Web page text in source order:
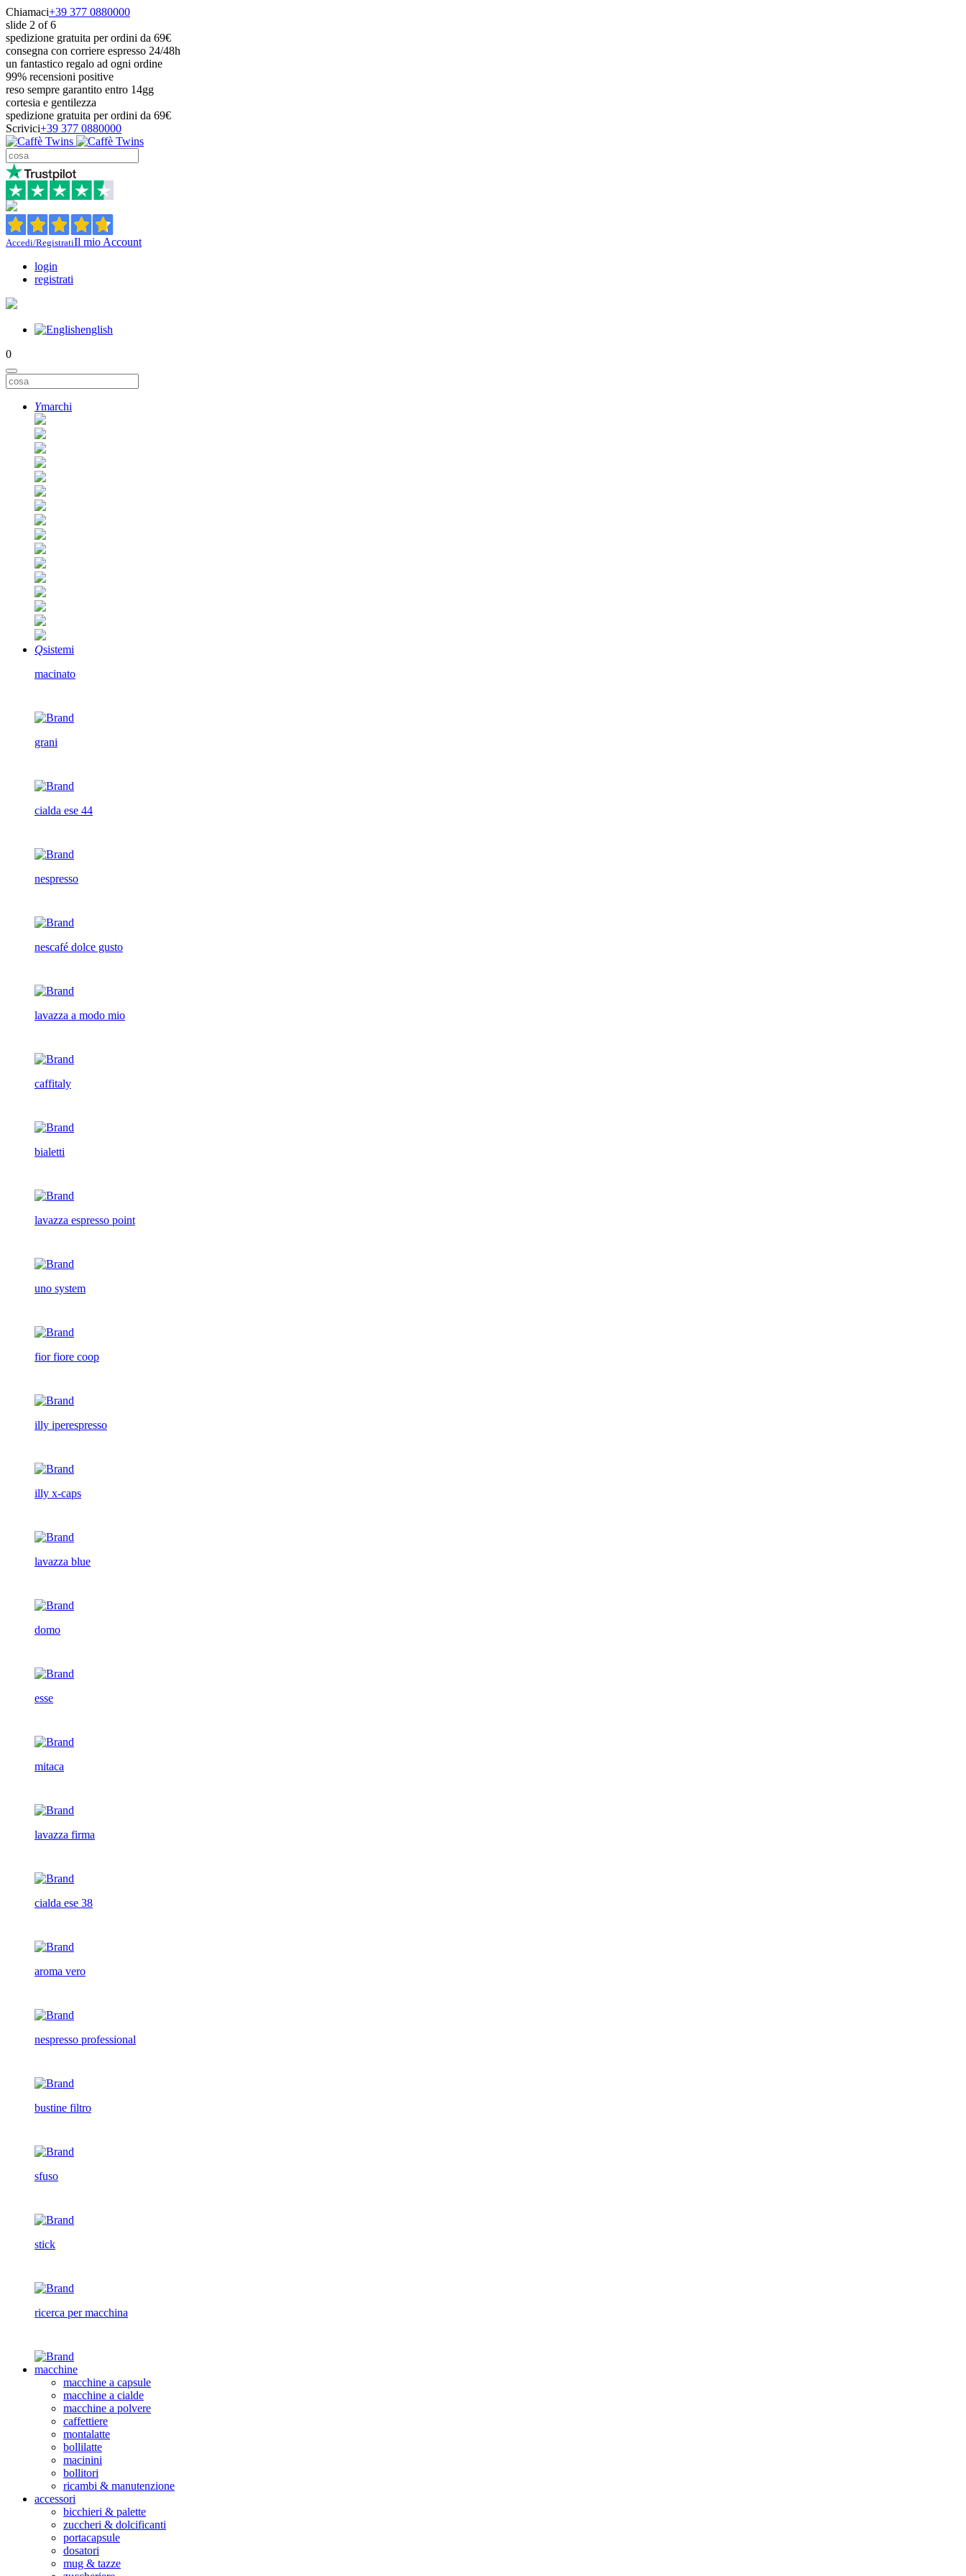
Chiamaci+39 377 0880000
slide 2 of 6
spedizione gratuita per ordini da 69€
consegna con corriere espresso 24/48h
un fantastico regalo ad ogni ordine
99% recensioni positive
reso sempre garantito entro 14gg
cortesia e gentilezza
spedizione gratuita per ordini da 69€
Scrivici+39 377 0880000
Accedi/RegistratiIl mio Account
login
registrati
english
0
Ymarchi
Qsistemi
macinato
grani
cialda ese 44
nespresso
nescafé dolce gusto
lavazza a modo mio
caffitaly
bialetti
lavazza espresso point
uno system
fior fiore coop
illy iperespresso
illy x-caps
lavazza blue
domo
esse
mitaca
lavazza firma
cialda ese 38
aroma vero
nespresso professional
bustine filtro
sfuso
stick
ricerca per macchina
macchine
macchine a capsule
macchine a cialde
macchine a polvere
caffettiere
montalatte
bollilatte
macinini
bollitori
ricambi & manutenzione
accessori
bicchieri & palette
zuccheri & dolcificanti
portacapsule
dosatori
mug & tazze